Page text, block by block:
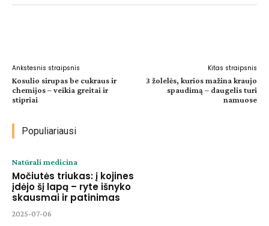
Ankstesnis straipsnis
Kosulio sirupas be cukraus ir
chemijos – veikia greitai ir
stipriai
Kitas straipsnis
3 žolelės, kurios mažina kraujo
spaudimą – daugelis turi
namuose
Populiariausi
Natūrali medicina
Močiutės triukas: į kojines
įdėjo šį lapą – ryte išnyko
skausmai ir patinimas
2025-07-06